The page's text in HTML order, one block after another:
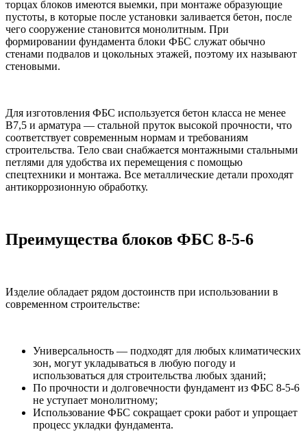
торцах блоков имеются выемки, при монтаже образующие
пустоты, в которые после установки заливается бетон, после
чего сооружение становится монолитным. При
формировании фундамента блоки ФБС служат обычно
стенами подвалов и цокольных этажей, поэтому их называют
стеновыми.
Для изготовления ФБС используется бетон класса не менее
B7,5 и арматура — стальной пруток высокой прочности, что
соответствует современным нормам и требованиям
строительства. Тело сваи снабжается монтажными стальными
петлями для удобства их перемещения с помощью
спецтехники и монтажа. Все металлические детали проходят
антикоррозионную обработку.
Преимущества блоков ФБС 8-5-6
Изделие обладает рядом достоинств при использовании в
современном строительстве:
Универсальность — подходят для любых климатических
зон, могут укладываться в любую погоду и
использоваться для строительства любых зданий;
По прочности и долговечности фундамент из ФБС 8-5-6
не уступает монолитному;
Использование ФБС сокращает сроки работ и упрощает
процесс укладки фундамента.